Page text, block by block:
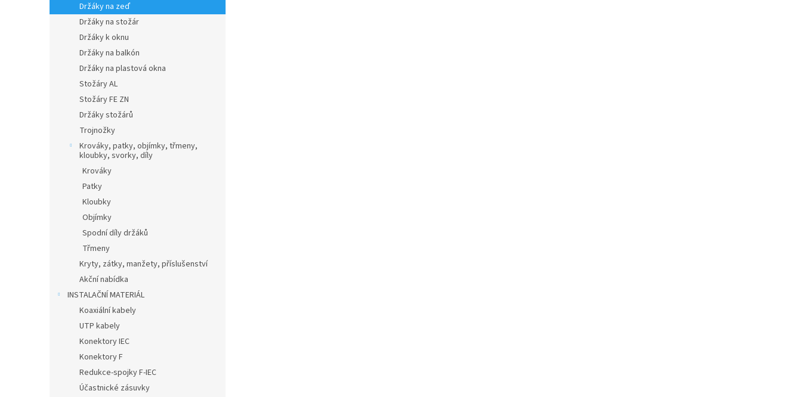
Držáky na zeď
Držáky na stožár
Držáky k oknu
Držáky na balkón
Držáky na plastová okna
Stožáry AL
Stožáry FE ZN
Držáky stožárů
Trojnožky
Krováky, patky, objímky, třmeny,
kloubky, svorky, díly
Krováky
Patky
Kloubky
Objímky
Spodní díly držáků
Třmeny
Kryty, zátky, manžety, příslušenství
Akční nabídka
INSTALAČNÍ MATERIÁL
Koaxiální kabely
UTP kabely
Konektory IEC
Konektory F
Redukce-spojky F-IEC
Účastnické zásuvky